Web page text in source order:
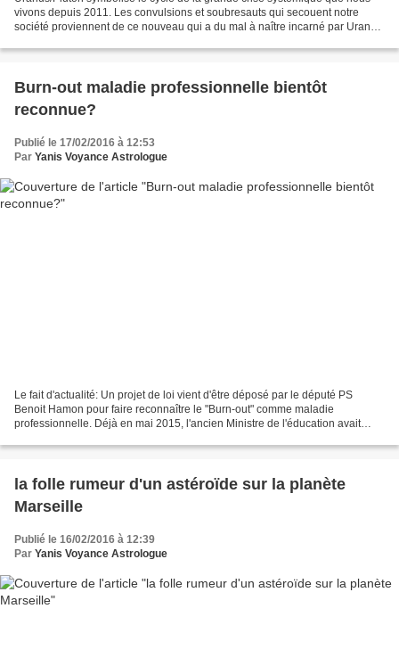
vivons depuis 2011. Les convulsions et soubresauts qui secouent notre
société proviennent de ce nouveau qui a du mal à naître incarné par Uranus
Burn-out maladie professionnelle bientôt
reconnue?
Publié le 17/02/2016 à 12:53
Par Yanis Voyance Astrologue
Le fait d'actualité: Un projet de loi vient d'être déposé par le député PS
Benoit Hamon pour faire reconnaître le "Burn-out" comme maladie
professionnelle. Déjà en mai 2015, l'ancien Ministre de l'éducation avait
la folle rumeur d'un astéroïde sur la planète
Marseille
Publié le 16/02/2016 à 12:39
Par Yanis Voyance Astrologue